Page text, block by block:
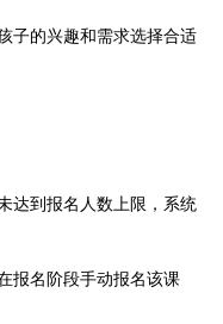
子的兴趣和需求选择合适
达到报名人数上限，系统
报名阶段手动报名该课